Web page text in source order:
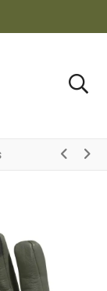
LINKLINK
SOCIAL LINK
SOCIAL